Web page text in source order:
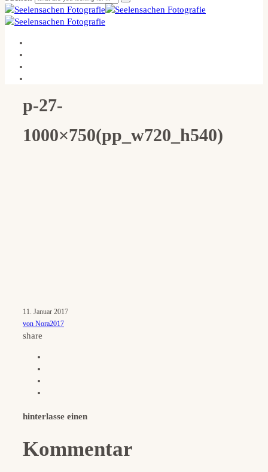
p-27-
1000×750(pp_w720_h540)
11. Januar 2017
von Nora2017
share
hinterlasse einen
Kommentar